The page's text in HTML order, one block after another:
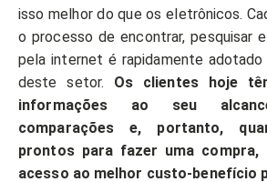
isso melhor do que os eletrônicos.
o processo de encontrar, pesquisar
pela internet é rapidamente
deste setor. Os clientes hoje
informações ao seu
comparações e, portanto,
prontos para fazer uma compra,
acesso ao melhor custo-benefício